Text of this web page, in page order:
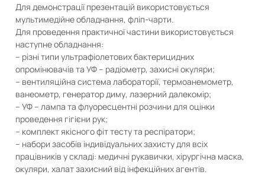
Для демонстрації презентацій використовується
мультимедійне обладнання, фліп-чарти.
Для проведення практичної частини використовується
наступне обладнання:
– різні типи ультрафіолетових бактерицидних
опромінювачів та УФ – радіометр, захисні окуляри;
– вентиляційна система лабораторії, термоанемометр,
ванеометр, генератор диму, лазерний далекомір;
– УФ – лампа та флуоресцентні розчини для оцінки
проведення гігієни рук;
– комплект якісного фіт тесту та респіратори;
– набори засобів індивідуальних захисту для всіх
працівників у складі: медичні рукавички, хірургічна маска,
окуляри, халат захисний від інфекційних агентів.